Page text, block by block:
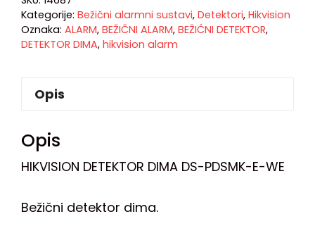
Kategorije: Bežični alarmni sustavi, Detektori, Hikvision
Oznaka: ALARM, BEŽIČNI ALARM, BEŽIĆNI DETEKTOR,
DETEKTOR DIMA, hikvision alarm
Opis
Opis
HIKVISION DETEKTOR DIMA DS-PDSMK-E-WE
Bežični detektor dima.